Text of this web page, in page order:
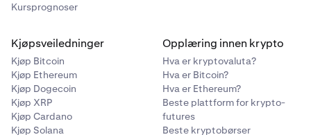
Kursprognoser
Kjøpsveiledninger
Kjøp Bitcoin
Kjøp Ethereum
Kjøp Dogecoin
Kjøp XRP
Kjøp Cardano
Kjøp Solana
Opplæring innen krypto
Hva er kryptovaluta?
Hva er Bitcoin?
Hva er Ethereum?
Beste plattform for krypto-
futures
Beste kryptobørser